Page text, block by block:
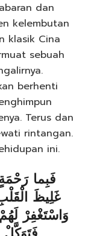
dan
kelembutan
klasik Cina
sebuah
berhenti
Terus dan
rintangan.
ini.
فَبِما
غَلِيظَ
وَاسْتَغْفِرْ